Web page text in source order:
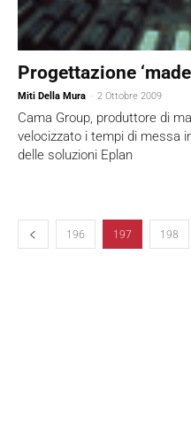
Progettazione
Miti Della Mura - 2 Ottobre 2009
Cama Group, produttore di
velocizzato i tempi di messa
delle soluzioni Eplan
196 197 198